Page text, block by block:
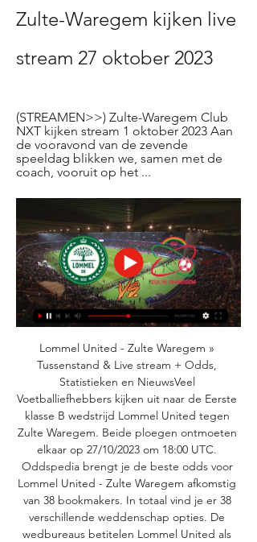
Zulte-Waregem kijken live
stream 27 oktober 2023
(STREAMEN>>) Zulte-Waregem Club
NXT kijken stream 1 oktober 2023 Aan
de vooravond van de zevende
speeldag blikken we, samen met de
coach, vooruit op het ...
Lommel United - Zulte Waregem »
Tussenstand & Live stream + Odds,
Statistieken en NieuwsVeel
Voetballiefhebbers kijken uit naar de Eerste
klasse B wedstrijd Lommel United tegen
Zulte Waregem. Beide ploegen ontmoeten
elkaar op 27/10/2023 om 18:00 UTC.
Oddspedia brengt je de beste odds voor
Lommel United - Zulte Waregem afkomstig
van 38 bookmakers. In totaal vind je er 38
verschillende weddenschap opties. De
wedbureaus betitelen Lommel United als